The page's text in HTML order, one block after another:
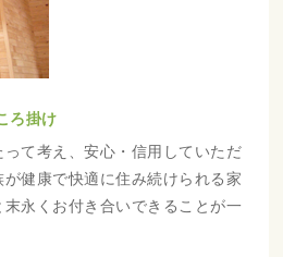
ろ掛け
て考え、安心・信用していただ
健康で快適に住み続けられる家
永くお付き合いできることが一